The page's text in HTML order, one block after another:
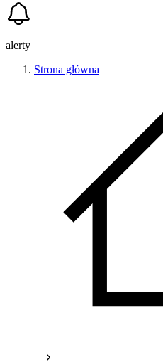
alerty
Strona główna